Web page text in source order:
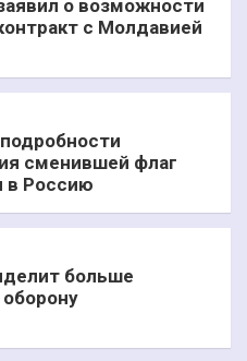
о возможности
с Молдавией
сменившей флаг
в Россию
больше